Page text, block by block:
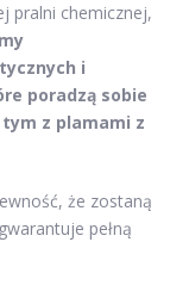
pralni chemicznej,
i
poradzą sobie
z plamami z
że zostaną
pełną